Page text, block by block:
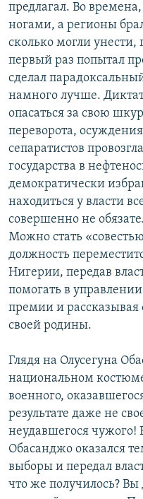
предлагал. Во времена,
ногами, а регионы
сколько могли унести,
первый раз попытал
сделал
намного лучше.
опасаться за свою
переворота,
сепаратистов
государства в
демократически
находиться у власти
совершенно не
Можно стать
должность
Нигерии, передав
помогать в
премии и
своей родины.
Глядя на Олусегуна
национальном
военного,
результате даже не
неудавшегося чужого!
Обасанджо оказался
выборы и передал
что же получилось? Вы